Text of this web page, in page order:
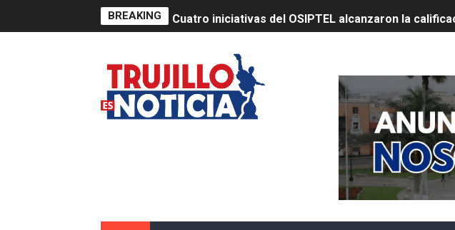
BREAKING Cuatro iniciativas del OSIPTEL alcanzaron la
HIDRANDINA ADVIERTE QUE ESTÁ PROHIBIDO
HIDRANDINA: ACTUALIZA TUS DATOS PARA
ADAS: QUEDAN MENOS DE 90 DÍAS PARA
Construye Experto de Cementos Pacasmayo